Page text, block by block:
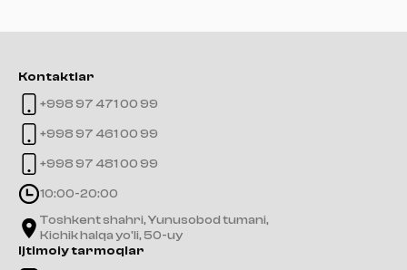
Kontaktlar
+998 97 471 00 99
+998 97 461 00 99
+998 97 481 00 99
10:00-20:00
Toshkent shahri, Yunusobod tumani,
Kichik halqa yo'li, 50-uy
Ijtimoiy tarmoqlar